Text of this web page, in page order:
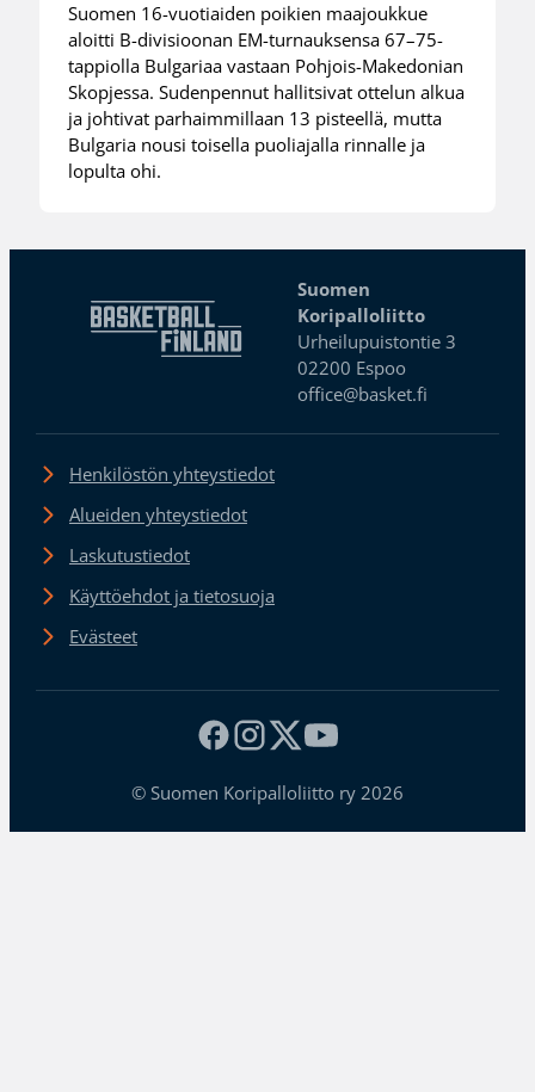
Suomen 16-vuotiaiden poikien maajoukkue
aloitti B-divisioonan EM-turnauksensa 67–75-
tappiolla Bulgariaa vastaan Pohjois-Makedonian
Skopjessa. Sudenpennut hallitsivat ottelun alkua
ja johtivat parhaimmillaan 13 pisteellä, mutta
Bulgaria nousi toisella puoliajalla rinnalle ja
lopulta ohi.
Suomen
Koripalloliitto
Urheilupuistontie 3
02200 Espoo
office@basket.fi
Henkilöstön yhteystiedot
Alueiden yhteystiedot
Laskutustiedot
Käyttöehdot ja tietosuoja
Evästeet
© Suomen Koripalloliitto ry 2026